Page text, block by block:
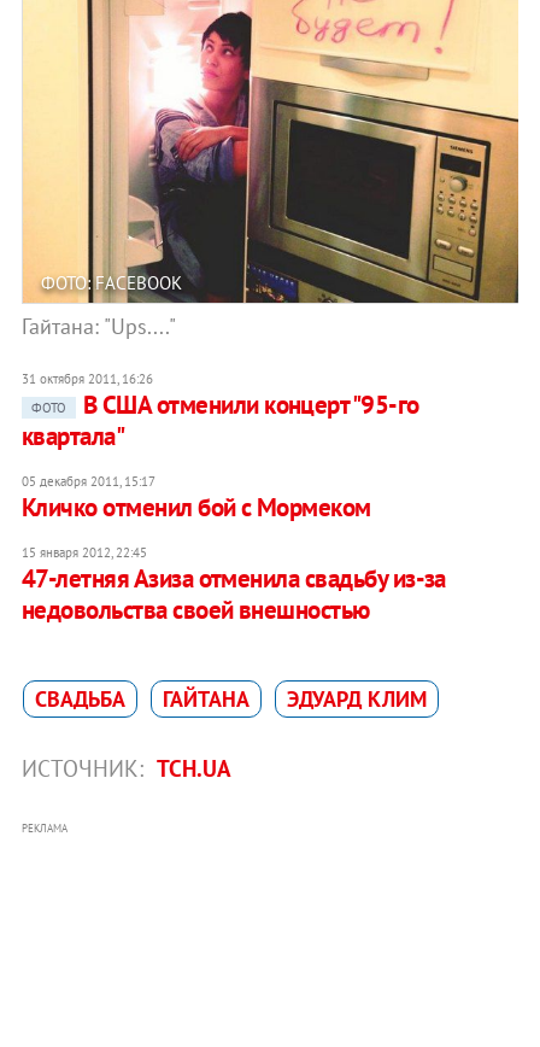
ФОТО: FACEBOOK
Гайтана: "Ups...."
31 октября 2011, 16:26
ФОТО
В США отменили концерт "95-го
квартала"
05 декабря 2011, 15:17
Кличко отменил бой с Мормеком
15 января 2012, 22:45
47-летняя Азиза отменила свадьбу из-за
недовольства своей внешностью
СВАДЬБА ГАЙТАНА ЭДУАРД КЛИМ
ИСТОЧНИК: ТСН.UA
РЕКЛАМА